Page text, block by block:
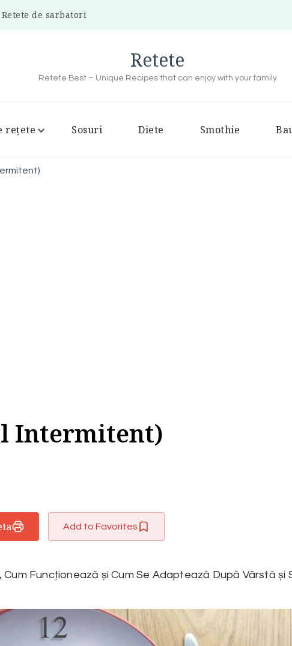
Retete de sarbatori
Retete
Retete Best – Unique Recipes that can enjoy with your family
rețete Sosuri Diete Smothie
Intermitent)
Add to Favorites
Funcționează și Cum Se Adaptează După Vârstă și